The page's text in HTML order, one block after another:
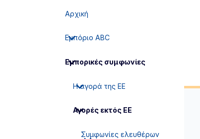
Αρχική
Εμπόριο ABC
Εμπορικές συμφωνίες
Η αγορά της ΕΕ
Αγορές εκτός ΕΕ
Συμφωνίες ελευθέρων